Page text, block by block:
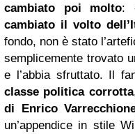
cambiato poi molto:
cambiato il volto
fondo, non è stato
semplicemente trovato
e l’abbia sfruttato. Il
classe politica corrotta
di Enrico
un’appendice in stile